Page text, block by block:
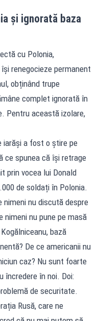
și ignorată baza
cu Polonia,
renegocieze permanent
obținând trupe
complet ignorată în
Pentru această izolare,
iarăși a fost o știre pe
ce spunea că își retrage
prin vocea lui Donald
de soldați în Polonia.
nu discută despre
nimeni nu pune pe masă
bază
De ce americanii nu
caz? Nu sunt foarte
încredere în noi. Doi:
de securitate.
Rusă, care ne